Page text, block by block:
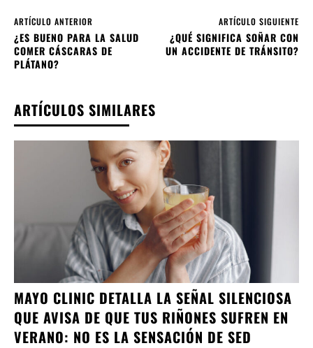
ARTÍCULO ANTERIOR
¿ES BUENO PARA LA SALUD
COMER CÁSCARAS DE
PLÁTANO?
ARTÍCULO SIGUIENTE
¿QUÉ SIGNIFICA SOÑAR CON
UN ACCIDENTE DE TRÁNSITO?
ARTÍCULOS SIMILARES
MAYO CLINIC DETALLA LA SEÑAL SILENCIOSA
QUE AVISA DE QUE TUS RIÑONES SUFREN EN
VERANO: NO ES LA SENSACIÓN DE SED